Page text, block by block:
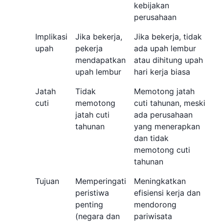
kebijakan
perusahaan
Implikasi
upah
Jika bekerja,
pekerja
mendapatkan
upah lembur
Jika bekerja, tidak
ada upah lembur
atau dihitung upah
hari kerja biasa
Jatah
cuti
Tidak
memotong
jatah cuti
tahunan
Memotong jatah
cuti tahunan, meski
ada perusahaan
yang menerapkan
dan tidak
memotong cuti
tahunan
Tujuan
Memperingati
peristiwa
penting
(negara dan
Meningkatkan
efisiensi kerja dan
mendorong
pariwisata